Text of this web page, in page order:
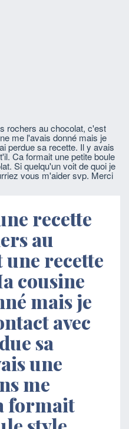
rochers au chocolat, c'est
me l'avais donné mais je
perdue sa recette. Il y avais
Ca formait une petite boule
Si quelqu'un voit de quoi je
vous m'aider svp. Merci
recette
au
une recette
cousine
mais je
avec
sa
une
me
formait